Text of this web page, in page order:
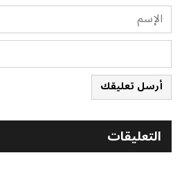
أرسل تعليقك
التعليقات